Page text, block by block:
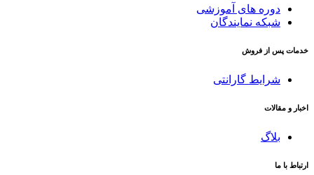
دوره های آموزشی
شبکه نمایندگان
خدمات پس از فروش
شرایط گارانتی
اخبار و مقالات
بلاگ
ارتباط با ما